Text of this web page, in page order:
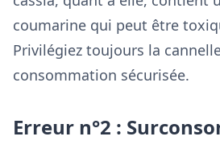
coumarine qui peut être
Privilégiez toujours la
consommation sécurisée.
Erreur n°2 :